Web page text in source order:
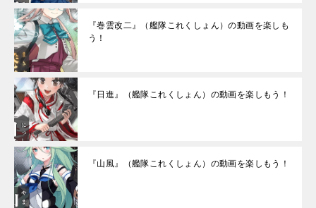
『巻雲改二』（艦隊これくしょん）の動画を楽しも
う！
『日進』（艦隊これくしょん）の動画を楽しもう！
『山風』（艦隊これくしょん）の動画を楽しもう！